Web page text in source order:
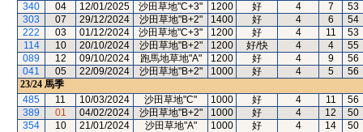
340
04 12/01/2025 沙田草地"C+3" 1200 好 4 7
53
303
07 29/12/2024 沙田草地"B+2" 1400 好 4 6
54
222
03 01/12/2024 沙田草地"C+3" 1200 好 4 11
53
114
10 20/10/2024 沙田草地"B+2" 1200 好/快 4 4
55
089
12 09/10/2024 跑馬地草地"A" 1200 好 4 9
56
041
05 22/09/2024 沙田草地"B+2" 1000 好 4 5
56
23/24 馬季
485
11 10/03/2024 沙田草地"C" 1000 好 4 11
56
389
01 04/02/2024 沙田草地"B+2" 1000 好 4 12
50
354
10 21/01/2024 沙田草地"A" 1000 好 4 14
50